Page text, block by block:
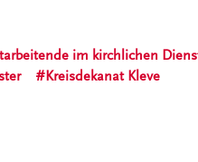
im kirchlichen
Kreisdekanat Kleve